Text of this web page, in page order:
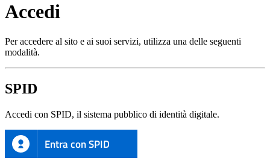
Accedi
Per accedere al sito e ai suoi servizi, utilizza una delle seguenti
modalità.
SPID
Accedi con SPID, il sistema pubblico di identità digitale.
Entra con SPID